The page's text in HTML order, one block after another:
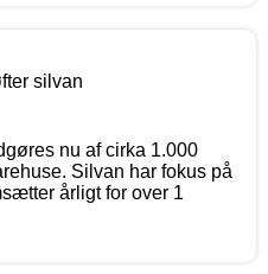
nu af cirka 1.000
Silvan har fokus på
årligt for over 1